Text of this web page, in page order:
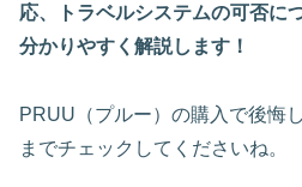
応、トラベルシステムの可否に
分かりやすく解説します！
PRUU（プルー）の購入で後悔
までチェックしてくださいね。